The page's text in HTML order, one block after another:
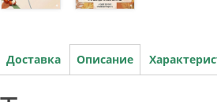
Доставка Описание